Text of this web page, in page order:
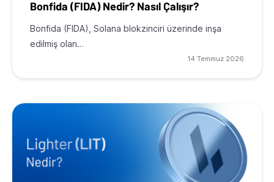
Bonfida (FIDA) Nedir? Nasıl Çalışır?
Bonfida (FIDA), Solana blokzinciri üzerinde inşa
edilmiş olan…
14 Temmuz 2026